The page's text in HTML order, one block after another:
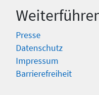
Presse
Datenschutz
Impressum
Barrierefreiheit